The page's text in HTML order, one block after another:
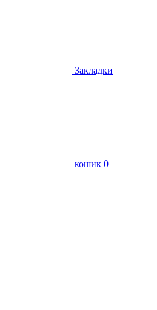
Закладки
кошик 0